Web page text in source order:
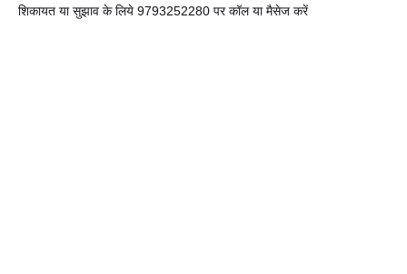
शिकायत या सुझाव के लिये 9793252280 पर कॉल या मैसेज करें